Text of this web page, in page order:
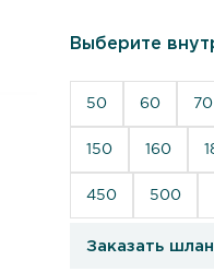
Выберите
50 60 70
150 160
450 500
Заказать